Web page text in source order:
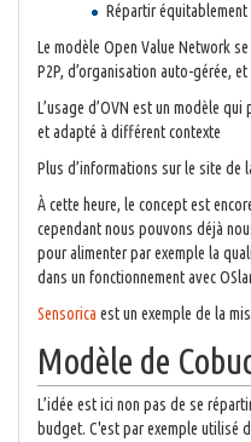
Répartir
Le modèle Open Value Network
P2P, d’organisation auto-gérée,
L’usage d’OVN est un modèle
et adapté à différent contexte
Plus d’informations sur le site de
À cette heure, le concept est
cependant nous pouvons déjà
pour alimenter par exemple la
dans un fonctionnement avec
Sensorica est un exemple de la
Modèle de
L’idée est ici non pas de se
budget. C'est par exemple utilisé